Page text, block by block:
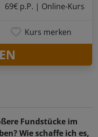
Fundstücke im
Wie schaffe ich es,
69€ p.P. | Online-Kurs
Kurs merken